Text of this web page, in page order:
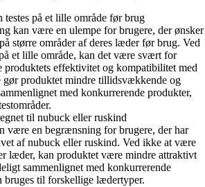
testes på et lille område før brug
kan være en ulempe for brugere, der ønsker
større områder af deres læder før brug. Ved
et lille område, kan det være svært for
produktets effektivitet og kompatibilitet med
gør produktet mindre tillidsvækkende og
med konkurrerende produkter,
til nubuck eller ruskind
være en begrænsning for brugere, der har
af nubuck eller ruskind. Ved ikke at være
læder, kan produktet være mindre attraktivt
sammenlignet med konkurrerende
bruges til forskellige lædertyper.